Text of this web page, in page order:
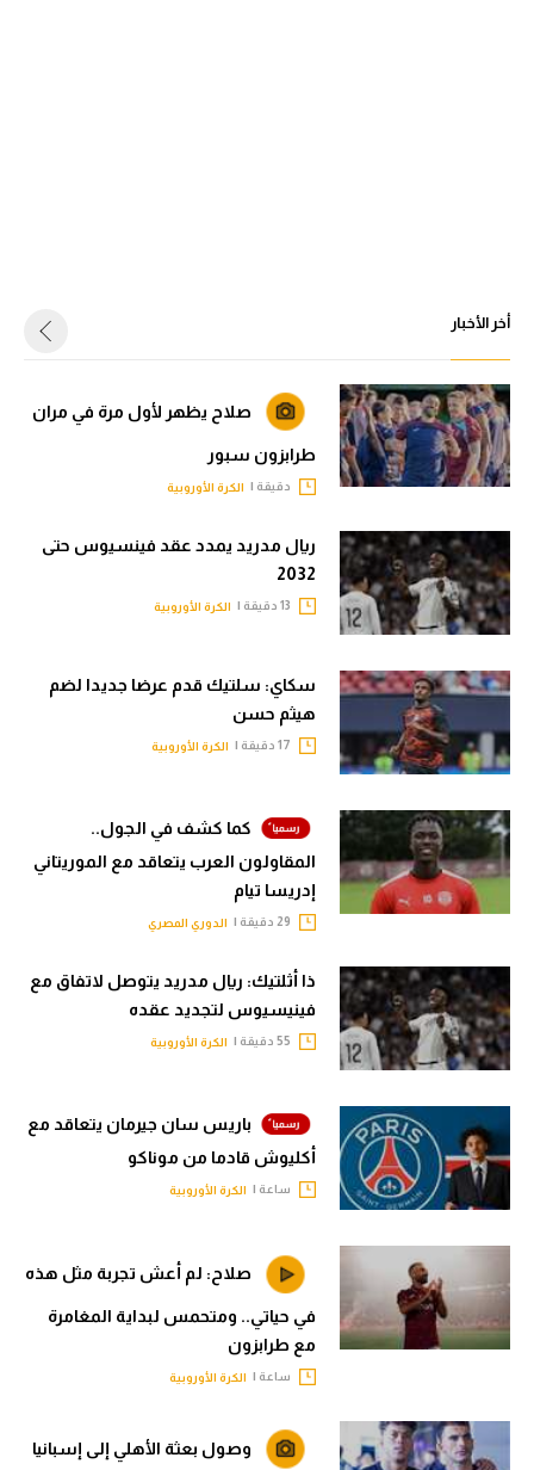
أخر الأخبار
صلاح يظهر لأول مرة في مران
طرابزون سبور
دقيقة | الكرة الأوروبية
ريال مدريد يمدد عقد فينسيوس حتى
2032
الكرة الأوروبية
سكاي: سلتيك قدم عرضا جديدا لضم
هيثم حسن
الكرة الأوروبية
كما كشف في الجول..
المقاولون العرب يتعاقد مع الموريتاني
إدريسا تيام
الدوري المصري
ذا أثلتيك: ريال مدريد يتوصل لاتفاق مع
فينيسيوس لتجديد عقده
الكرة الأوروبية
باريس سان جيرمان يتعاقد مع
أكليوش قادما من موناكو
ساعة | الكرة الأوروبية
صلاح: لم أعش تجربة مثل هذه
في حياتي.. ومتحمس لبداية المغامرة
مع طرابزون
ساعة | الكرة الأوروبية
وصول بعثة الأهلي إلى إسبانيا